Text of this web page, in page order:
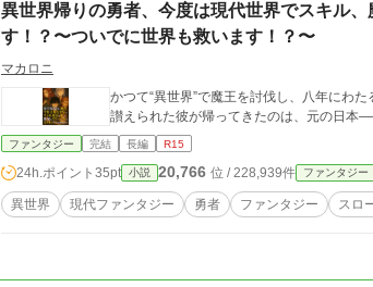
異世界帰りの勇者、今度は現代世界でスキル
す！？〜ついでに世界も救います！？〜
マカロニ
かつて“異世界”で魔王を討伐し、八年にわ
讃えられた彼が帰ってきたのは、元の日本
ファンタジー 完結 長編 R15
24h.ポイント 35pt 小説 20,766 位 / 228,939件 ファンタジー
異世界 現代ファンタジー 勇者 ファンタジー スロ